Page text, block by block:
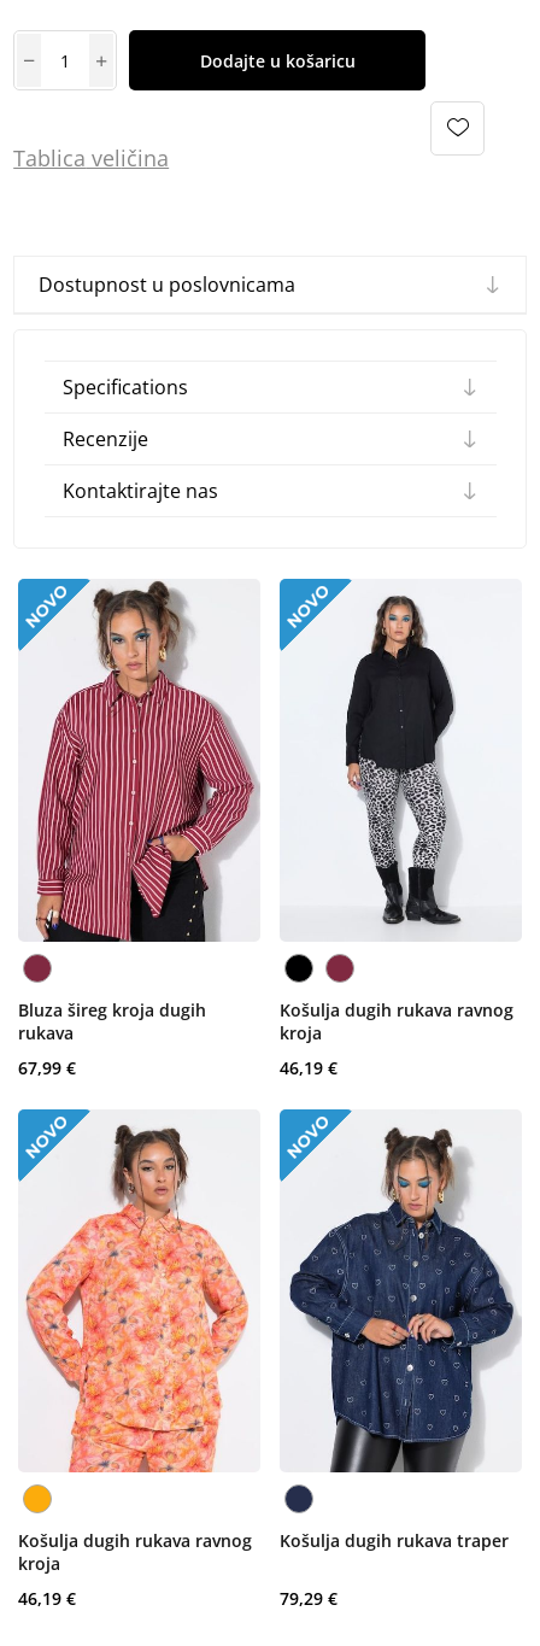
Dodajte u košaricu
Tablica veličina
Dostupnost u poslovnicama
Specifications
Recenzije
Kontaktirajte nas
Bluza šireg kroja dugih
rukava
67,99 €
Košulja dugih rukava ravnog
kroja
46,19 €
Košulja dugih rukava ravnog
kroja
46,19 €
Košulja dugih rukava traper
79,29 €